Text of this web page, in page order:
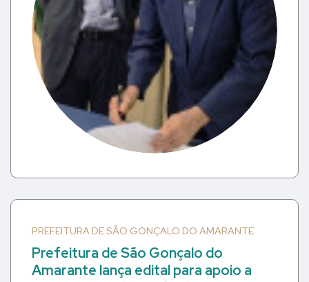
PREFEITURA DE SÃO GONÇALO DO AMARANTE
Prefeitura de São Gonçalo do
Amarante lança edital para apoio a